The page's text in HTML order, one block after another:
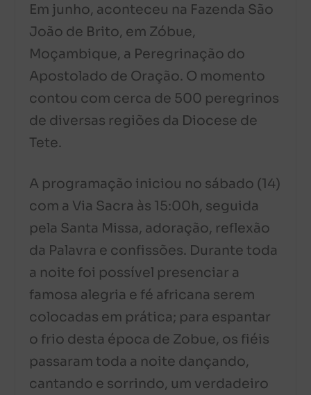
Em junho, aconteceu na Fazenda São
João de Brito, em Zóbue,
Moçambique, a Peregrinação do
Apostolado de Oração. O momento
contou com cerca de 500 peregrinos
de diversas regiões da Diocese de
Tete.
A programação iniciou no sábado (14)
com a Via Sacra às 15:00h, seguida
pela Santa Missa, adoração, reflexão
da Palavra e confissões. Durante toda
a noite foi possível presenciar a
famosa alegria e fé africana serem
colocadas em prática; para espantar
o frio desta época de Zobue, os fiéis
passaram toda a noite dançando,
cantando e sorrindo, um verdadeiro